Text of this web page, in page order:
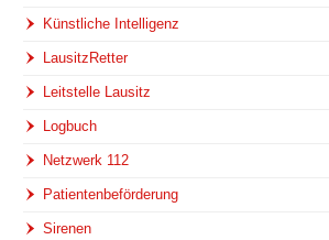
Künstliche Intelligenz
LausitzRetter
Leitstelle Lausitz
Logbuch
Netzwerk 112
Patientenbeförderung
Sirenen